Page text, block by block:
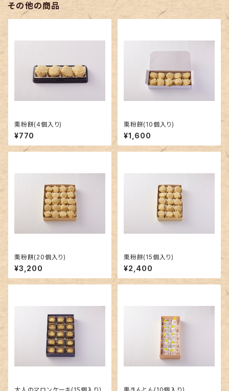
その他の商品
栗粉餅(4個入り)
¥770
栗粉餅(10個入り)
¥1,600
栗粉餅(20個入り)
¥3,200
栗粉餅(15個入り)
¥2,400